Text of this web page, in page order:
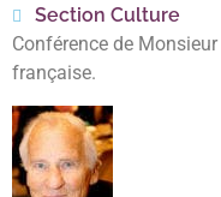
Section Culture
Conférence de Monsieur
française.